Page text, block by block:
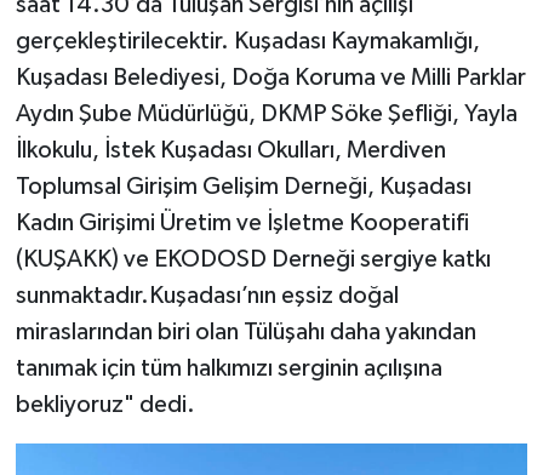
gerçekleştirilecektir. Kuşadası Kaymakamlığı,
Kuşadası Belediyesi, Doğa Koruma ve Milli Parklar
Aydın Şube Müdürlüğü, DKMP Söke Şefliği, Yayla
İlkokulu, İstek Kuşadası Okulları, Merdiven
Toplumsal Girişim Gelişim Derneği, Kuşadası
Kadın Girişimi Üretim ve İşletme Kooperatifi
(KUŞAKK) ve EKODOSD Derneği sergiye katkı
sunmaktadır.Kuşadası’nın eşsiz doğal
miraslarından biri olan Tülüşahı daha yakından
tanımak için tüm halkımızı serginin açılışına
bekliyoruz" dedi.